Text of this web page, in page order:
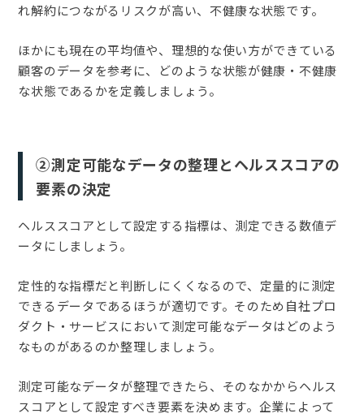
れ解約につながるリスクが高い、不健康な状態です。
ほかにも現在の平均値や、理想的な使い方ができている
顧客のデータを参考に、どのような状態が健康・不健康
な状態であるかを定義しましょう。
②測定可能なデータの整理とヘルススコアの
要素の決定
ヘルススコアとして設定する指標は、測定できる数値デ
ータにしましょう。
定性的な指標だと判断しにくくなるので、定量的に測定
できるデータであるほうが適切です。そのため自社プロ
ダクト・サービスにおいて測定可能なデータはどのよう
なものがあるのか整理しましょう。
測定可能なデータが整理できたら、そのなかからヘルス
スコアとして設定すべき要素を決めます。企業によって